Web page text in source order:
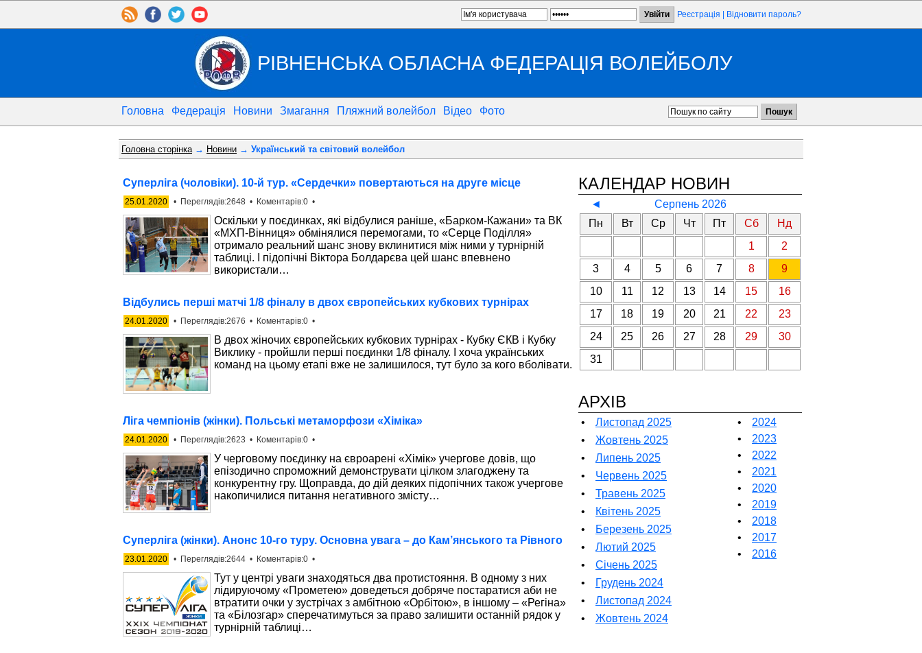
Реєстрація Відновити пароль?
РІВНЕНСЬКА ОБЛАСНА ФЕДЕРАЦІЯ ВОЛЕЙБОЛУ
Головна Федерація Новини Змагання Пляжний волейбол Відео Фото
Головна сторінка→ Новини → Український та світовий волейбол
Суперліга (чоловіки). 10-й тур. «Сердечки» повертаються на друге місце
25.01.2020 • Переглядів:2648 • Коментарів:0 •
Оскільки у поєдинках, які відбулися раніше, «Барком-Кажани» та ВК
«МХП-Вінниця» обмінялися перемогами, то «Серце Поділля»
отримало реальний шанс знову вклинитися між ними у турнірній
таблиці. І підопічні Віктора Болдарєва цей шанс впевнено
використали…
Відбулись перші матчі 1/8 фіналу в двох європейських кубкових турнірах
24.01.2020 • Переглядів:2676 • Коментарів:0 •
В двох жіночих європейських кубкових турнірах - Кубку ЄКВ і Кубку
Виклику - пройшли перші поєдинки 1/8 фіналу. І хоча українських
команд на цьому етапі вже не залишилося, тут було за кого вболівати.
Ліга чемпіонів (жінки). Польські метаморфози «Хіміка»
24.01.2020 • Переглядів:2623 • Коментарів:0 •
У черговому поєдинку на євроарені «Хімік» учергове довів, що
епізодично спроможний демонструвати цілком злагоджену та
конкурентну гру. Щоправда, до дій деяких підопічних також учергове
накопичилися питання негативного змісту…
Суперліга (жінки). Анонс 10-го туру. Основна увага – до Кам’янського та Рівного
23.01.2020 • Переглядів:2644 • Коментарів:0 •
Тут у центрі уваги знаходяться два протистояння. В одному з них
лідируючому «Прометею» доведеться добряче постаратися аби не
втратити очки у зустрічах з амбітною «Орбітою», в іншому – «Регіна»
та «Білозгар» сперечатимуться за право залишити останній рядок у
турнірній таблиці…
КАЛЕНДАР НОВИН
◄
Серпень 2026
Пн
Вт Ср Чт Пт Сб
Нд
1
2
3
4 5 6 7 8
9
10
11 12 13 14 15
16
17
18 19 20 21 22
23
24
25 26 27 28 29
30
31
АРХІВ
•
Листопад 2025
•
Жовтень 2025
•
Липень 2025
•
Червень 2025
•
Травень 2025
•
Квітень 2025
•
Березень 2025
•
Лютий 2025
•
Січень 2025
•
Грудень 2024
•
Листопад 2024
•
Жовтень 2024
•
2024
•
2023
•
2022
•
2021
•
2020
•
2019
•
2018
•
2017
•
2016